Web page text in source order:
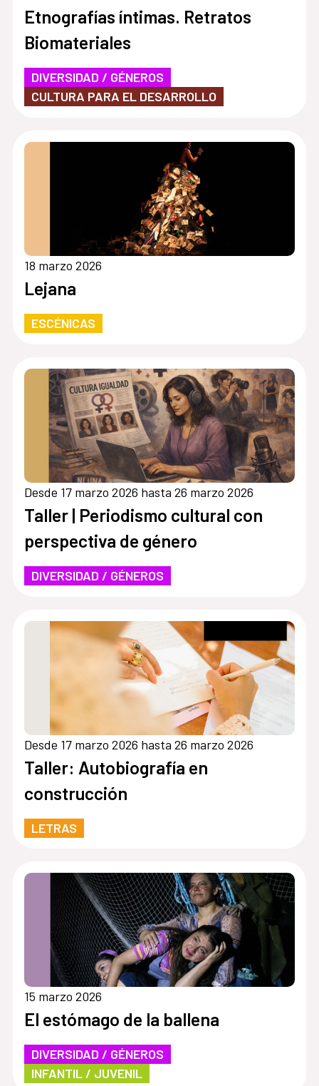
Etnografías íntimas. Retratos
Biomateriales
DIVERSIDAD / GÉNEROS
CULTURA PARA EL DESARROLLO
18 marzo 2026
Lejana
ESCÉNICAS
Desde 17 marzo 2026 hasta 26 marzo 2026
Taller | Periodismo cultural con
perspectiva de género
DIVERSIDAD / GÉNEROS
Desde 17 marzo 2026 hasta 26 marzo 2026
Taller: Autobiografía en
construcción
LETRAS
15 marzo 2026
El estómago de la ballena
DIVERSIDAD / GÉNEROS
INFANTIL / JUVENIL